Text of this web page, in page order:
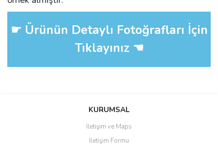
☛ Ürünün Detaylı Fotoğrafları İçin
Tıklayınız ☚
Bu ürüne ilk yorumu siz yapın!
Yorum Yaz
KURUMSAL
İletişim ve Maps
İletişim Formu